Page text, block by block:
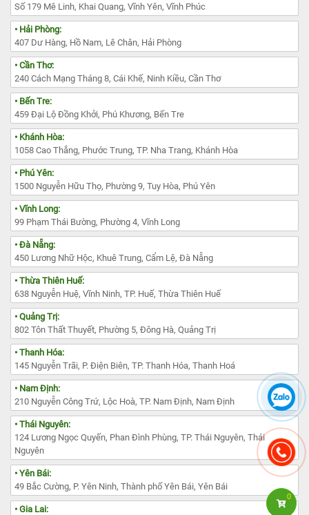
Số 179 Mê Linh, Khai Quang, Vĩnh Yên, Vĩnh Phúc
• Hải Phòng:
407 Dư Hàng, Hồ Nam, Lê Chân, Hải Phòng
• Cần Thơ:
240 Cách Mạng Tháng 8, Cái Khế, Ninh Kiều, Cần Thơ
• Bến Tre:
459 Đại Lộ Đồng Khởi, Phú Khương, Bến Tre
• Khánh Hòa:
1058 Cao Thắng, Phước Trung, TP. Nha Trang, Khánh Hòa
• Phú Yên:
1500 Nguyễn Hữu Thọ, Phường 9, Tuy Hòa, Phú Yên
• Vĩnh Long:
99 Phạm Thái Bường, Phường 4, Vĩnh Long
• Đà Nẵng:
450 Lương Nhữ Hộc, Khuê Trung, Cẩm Lệ, Đà Nẵng
• Thừa Thiên Huế:
638 Nguyễn Huệ, Vĩnh Ninh, TP. Huế, Thừa Thiên Huế
• Quảng Trị:
802 Tôn Thất Thuyết, Phường 5, Đông Hà, Quảng Trị
• Thanh Hóa:
145 Nguyễn Trãi, P. Điện Biên, TP. Thanh Hóa, Thanh Hoá
• Nam Định:
210 Nguyễn Công Trứ, Lộc Hoà, TP. Nam Định, Nam Định
• Thái Nguyên:
124 Lương Ngọc Quyến, Phan Đình Phùng, TP. Thái Nguyên, Thái
Nguyên
• Yên Bái:
49 Bắc Cường, P. Yên Ninh, Thành phố Yên Bái, Yên Bái
• Gia Lai:
0